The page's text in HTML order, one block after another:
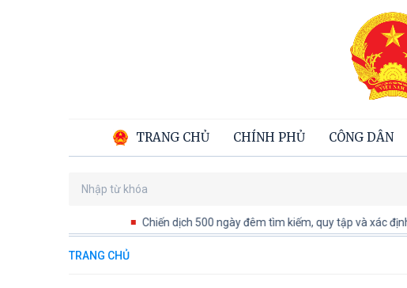
TRANG CHỦ CHÍNH PHỦ CÔNG DÂN
Chiến dịch 500 ngày đêm tìm kiếm, quy tập và xác định
TRANG CHỦ